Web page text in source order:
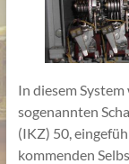
In diesem
sogenannten
(IKZ) 50,
kommenden